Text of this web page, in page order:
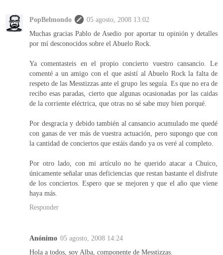
PopBelmondo
05 agosto, 2008 13:02
Muchas gracias Pablo de Asedio por aportar tu opinión y detalles
por mí desconocidos sobre el Abuelo Rock.
Ya comentasteis en el propio concierto vuestro cansancio. Le
comenté a un amigo con el que asistí al Abuelo Rock la falta de
respeto de las Messtizzas ante el grupo les seguía. Es que no era de
recibo esas paradas, cierto que algunas ocasionadas por las caidas
de la corriente eléctrica, que otras no sé sabe muy bien porqué.
Por desgracia y debido también al cansancio acumulado me quedé
con ganas de ver más de vuestra actuación, pero supongo que con
la cantidad de conciertos que estáis dando ya os veré al completo.
Por otro lado, con mi artículo no he querido atacar a Chuico,
únicamente señalar unas deficiencias que restan bastante el disfrute
de los conciertos. Espero que se mejoren y que el año que viene
haya más.
Responder
Anónimo 05 agosto, 2008 14:24
Hola a todos, soy Alba, componente de Messtizzas.